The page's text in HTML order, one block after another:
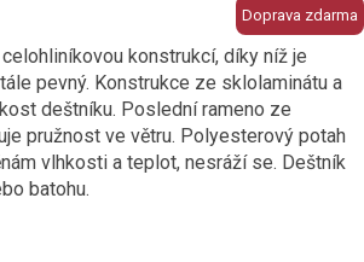
Doprava zdarma
konstrukcí, díky níž je
pevný. Konstrukce ze sklolaminátu a
deštníku. Poslední rameno ze
pružnost ve větru. Polyesterový potah
vlhkosti a teplot, nesráží se. Deštník
batohu.